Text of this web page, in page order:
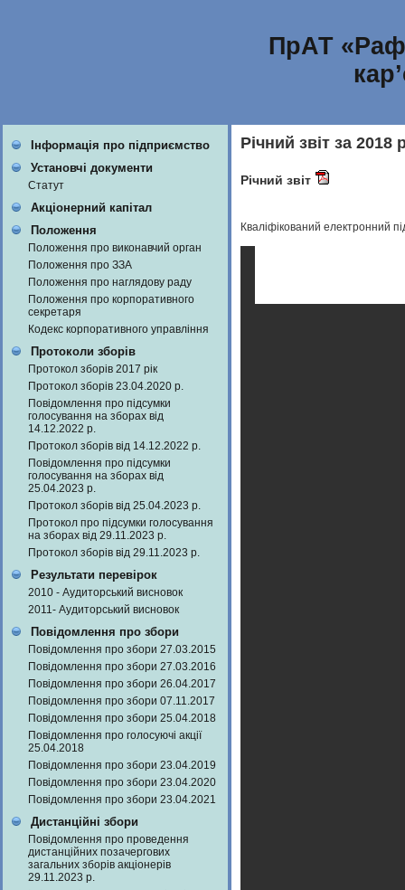
ПрАТ
Інформація про підприємство
Установчі документи
Статут
Акціонерний капітал
Положення
Положення про виконавчий орган
Положення про ЗЗА
Положення про наглядову раду
Положення про корпоративного
секретаря
Кодекс корпоративного управління
Протоколи зборів
Протокол зборів 2017 рік
Протокол зборів 23.04.2020 р.
Повідомлення про підсумки
голосування на зборах від
14.12.2022 р.
Протокол зборів від 14.12.2022 р.
Повідомлення про підсумки
голосування на зборах від
25.04.2023 р.
Протокол зборів від 25.04.2023 р.
Протокол про підсумки голосування
на зборах від 29.11.2023 р.
Протокол зборів від 29.11.2023 р.
Результати перевірок
2010 - Аудиторський висновок
2011- Аудиторський висновок
Повідомлення про збори
Повідомлення про збори 27.03.2015
Повідомлення про збори 27.03.2016
Повідомлення про збори 26.04.2017
Повідомлення про збори 07.11.2017
Повідомлення про збори 25.04.2018
Повідомлення про голосуючі акції
25.04.2018
Повідомлення про збори 23.04.2019
Повідомлення про збори 23.04.2020
Повідомлення про збори 23.04.2021
Дистанційні збори
Повідомлення про проведення
дистанційних позачергових
загальних зборів акціонерів
29.11.2023 р.
Річний звіт за 2018
Річний звіт
Кваліфікований електронний